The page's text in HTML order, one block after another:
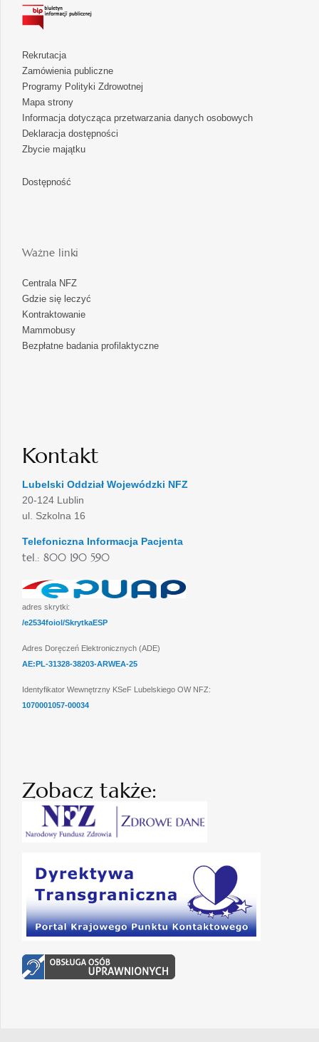
Rekrutacja
Zamówienia publiczne
Programy Polityki Zdrowotnej
Mapa strony
Informacja dotycząca przetwarzania danych osobowych
Deklaracja dostępności
Zbycie majątku
Dostępność
Ważne linki
Centrala NFZ
Gdzie się leczyć
Kontraktowanie
Mammobusy
Bezpłatne badania profilaktyczne
Kontakt
Lubelski Oddział Wojewódzki NFZ
20-124 Lublin
ul. Szkolna 16
Telefoniczna Informacja Pacjenta
tel.: 800 190 590
adres skrytki:
/e2534foiol/SkrytkaESP
Adres Doręczeń Elektronicznych (ADE)
AE:PL-31328-38203-ARWEA-25
Identyfikator Wewnętrzny KSeF Lubelskiego OW NFZ:
1070001057-00034
Zobacz także: